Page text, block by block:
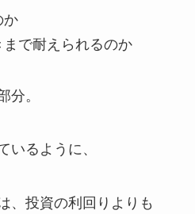
か
で耐えられるのか
分。
いるように、
、投資の利回りよりも